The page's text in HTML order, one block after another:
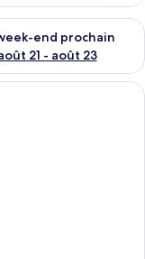
14 - août 16
end prochain
21 - août 23
disponibilité pour
moderne avec un